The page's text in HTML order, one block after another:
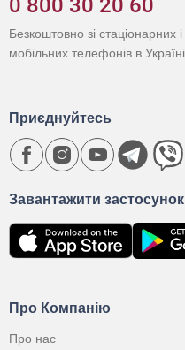
0 800 30 20 60
Безкоштовно зі стаціонарних і
мобільних телефонів в Україні
Про Компанію
Про нас
Завантажити застосунок
Приєднуйтесь